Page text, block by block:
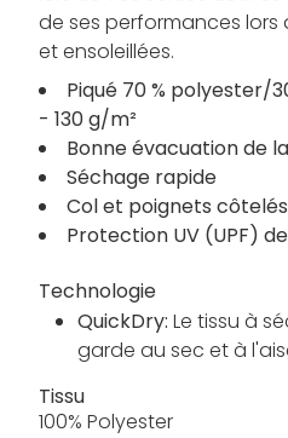
de ses performances
et ensoleillées.
Piqué 70 % polyester/
- 130 g/m²
Bonne évacuation de
Séchage rapide
Col et poignets
Protection UV (UPF)
Technologie
QuickDry: Le tissu à
garde au sec et à
Tissu
100% Polyester